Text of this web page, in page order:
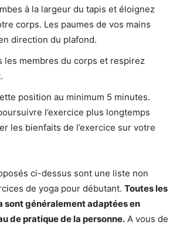
à la largeur du tapis et éloignez
corps. Les paumes de vos mains
direction du plafond.
les membres du corps et respirez
position au minimum 5 minutes.
l’exercice plus longtemps
les bienfaits de l’exercice sur votre
ci-dessus sont une liste non
de yoga pour débutant. Toutes les
sont généralement adaptées en
de pratique de la personne. A vous de